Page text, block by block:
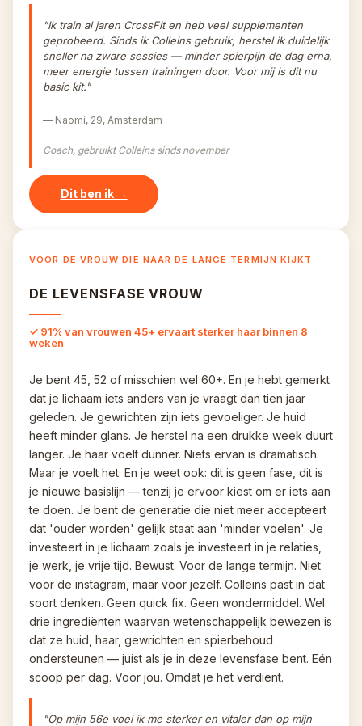
"Ik train al jaren CrossFit en heb veel supplementen
geprobeerd. Sinds ik Colleins gebruik, herstel ik duidelijk
sneller na zware sessies — minder spierpijn de dag erna,
meer energie tussen trainingen door. Voor mij is dit nu
basic kit."
— Naomi, 29, Amsterdam
Coach, gebruikt Colleins sinds november
Dit ben ik →
VOOR DE VROUW DIE NAAR DE LANGE TERMIJN KIJKT
DE LEVENSFASE VROUW
✓ 91% van vrouwen 45+ ervaart sterker haar binnen 8
weken
Je bent 45, 52 of misschien wel 60+. En je hebt gemerkt
dat je lichaam iets anders van je vraagt dan tien jaar
geleden. Je gewrichten zijn iets gevoeliger. Je huid
heeft minder glans. Je herstel na een drukke week duurt
langer. Je haar voelt dunner. Niets ervan is dramatisch.
Maar je voelt het. En je weet ook: dit is geen fase, dit is
je nieuwe basislijn — tenzij je ervoor kiest om er iets aan
te doen. Je bent de generatie die niet meer accepteert
dat 'ouder worden' gelijk staat aan 'minder voelen'. Je
investeert in je lichaam zoals je investeert in je relaties,
je werk, je vrije tijd. Bewust. Voor de lange termijn. Niet
voor de instagram, maar voor jezelf. Colleins past in dat
soort denken. Geen quick fix. Geen wondermiddel. Wel:
drie ingrediënten waarvan wetenschappelijk bewezen is
dat ze huid, haar, gewrichten en spierbehoud
ondersteunen — juist als je in deze levensfase bent. Eén
scoop per dag. Voor jou. Omdat je het verdient.
"Op mijn 56e voel ik me sterker en vitaler dan op mijn